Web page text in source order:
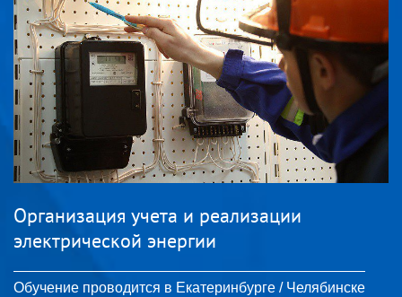
Организация учета и реализации
электрической энергии
Обучение проводится в Екатеринбурге / Челябинске